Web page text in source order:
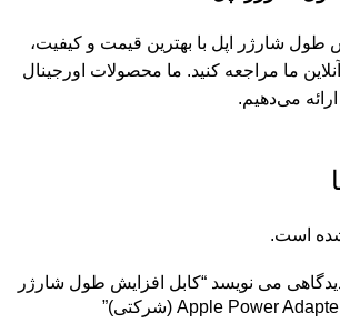
طول شارژر اپل با بهترین قیمت و کیفیت،
ما مراجعه کنید. ما محصولات اورجینال
ارائه می‌دهیم.
است.
می نویسد “کابل افزایش طول شارژر